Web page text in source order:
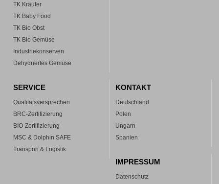
TK Kräuter
TK Baby Food
TK Bio Obst
TK Bio Gemüse
Industriekonserven
Dehydriertes Gemüse
SERVICE
Qualitätsversprechen
BRC-Zertifizierung
BIO-Zertifizierung
MSC & Dolphin SAFE
Transport & Logistik
KONTAKT
Deutschland
Polen
Ungarn
Spanien
IMPRESSUM
Datenschutz